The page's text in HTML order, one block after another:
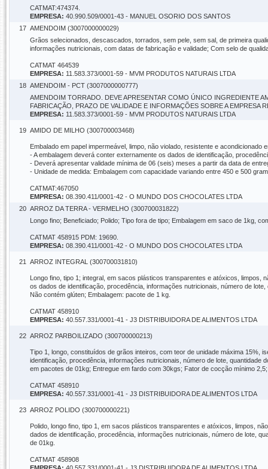
CATMAT:474374.
EMPRESA: 40.990.509/0001-43 - MANUEL OSORIO DOS SANTOS
17 AMENDOIM (3007000000029)
Grãos selecionados, descascados, torrados, sem pele, sem sal, de primeira
informações nutricionais, com datas de fabricação e validade; Com selo de
CATMAT 464539
EMPRESA: 11.583.373/0001-59 - MVM PRODUTOS NATURAIS LTDA
18 AMENDOIM - PCT (3007000000777)
AMENDOIM TORRADO. DEVE APRESENTAR COMO ÚNICO INGREDIENTE
FABRICAÇÃO, PRAZO DE VALIDADE E INFORMAÇÕES SOBRE A
EMPRESA: 11.583.373/0001-59 - MVM PRODUTOS NATURAIS LTDA
19 AMIDO DE MILHO (300700003468)
Embalado em papel impermeável, limpo, não violado, resistente e
- A embalagem deverá conter externamente os dados de identificação,
- Deverá apresentar validade mínima de 06 (seis) meses a partir da data de
- Unidade de medida: Embalagem com capacidade variando entre 450 e 500
CATMAT:467050
EMPRESA: 08.390.411/0001-42 - O MUNDO DOS CHOCOLATES LTDA
20 ARROZ DA TERRA - VERMELHO (300700031822)
Longo fino; Beneficiado; Polido; Tipo fora de tipo; Embalagem em saco de 1kg,
CATMAT 458915 PDM: 19690.
EMPRESA: 08.390.411/0001-42 - O MUNDO DOS CHOCOLATES LTDA
21 ARROZ INTEGRAL (300700031810)
Longo fino, tipo 1; integral, em sacos plásticos transparentes e atóxicos,
os dados de identificação, procedência, informações nutricionais, número de
Não contém glúten; Embalagem: pacote de 1 kg.
CATMAT 458910
EMPRESA: 40.557.331/0001-41 - J3 DISTRIBUIDORA DE ALIMENTOS LTDA
22 ARROZ PARBOILIZADO (300700000213)
Tipo 1, longo, constituídos de grãos inteiros, com teor de unidade máxima 15%,
identificação, procedência, informações nutricionais, número de lote,
em pacotes de 01kg; Entregue em fardo com 30kgs; Fator de cocção mínimo
CATMAT 458910
EMPRESA: 40.557.331/0001-41 - J3 DISTRIBUIDORA DE ALIMENTOS LTDA
23 ARROZ POLIDO (300700000221)
Polido, longo fino, tipo 1, em sacos plásticos transparentes e atóxicos, limpos,
dados de identificação, procedência, informações nutricionais, número de lote,
de 01kg.
CATMAT 458908